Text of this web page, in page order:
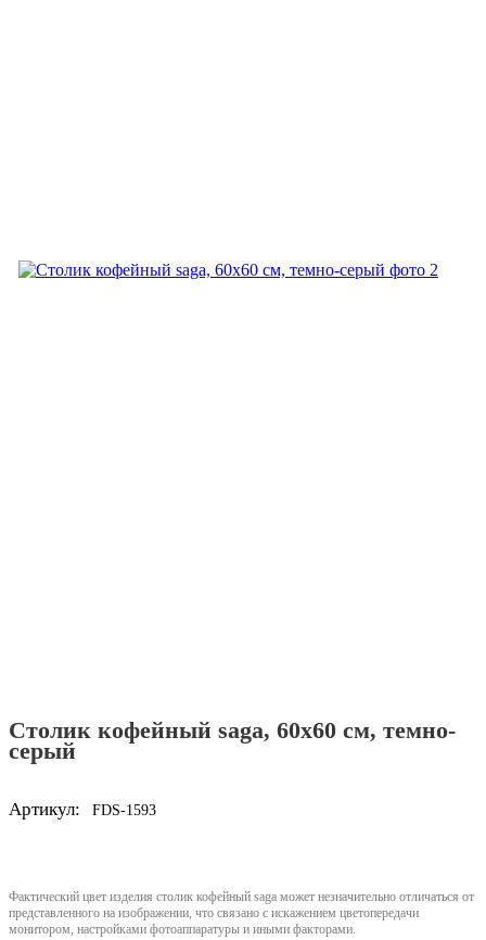
Столик кофейный saga, 60х60 см, темно-
серый
Артикул: FDS-1593
Фактический цвет изделия столик кофейный saga может незначительно отличаться от
представленного на изображении, что связано с искажением цветопередачи
монитором, настройками фотоаппаратуры и иными факторами.